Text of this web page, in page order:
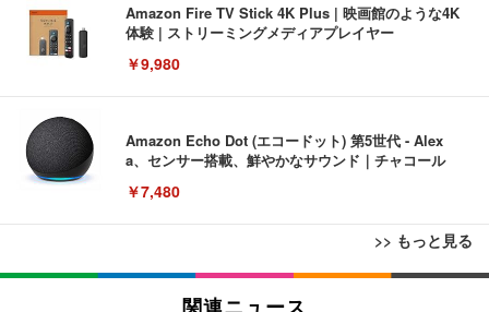
Amazon Fire TV Stick 4K Plus | 映画館のような4K
体験 | ストリーミングメディアプレイヤー
￥9,980
Amazon Echo Dot (エコードット) 第5世代 - Alex
a、センサー搭載、鮮やかなサウンド｜チャコール
￥7,480
>> もっと見る
[EdoErgo] オフィスチェア 椅子 テレワーク 疲れな
い 跳ね上げ式アームレスト コンパクト 約105度ロッ
EIZO ビジネス向けプレミアムモニター | FlexScan
EV3240X-WT | 31.5型4K UHD・USB Type-C・ホワ
Amazonベーシック ペットシーツ 薄型 レギュラー 1
関連ニュース